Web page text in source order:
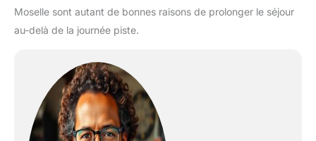
Moselle sont autant de bonnes raisons de prolonger le séjour
au-delà de la journée piste.